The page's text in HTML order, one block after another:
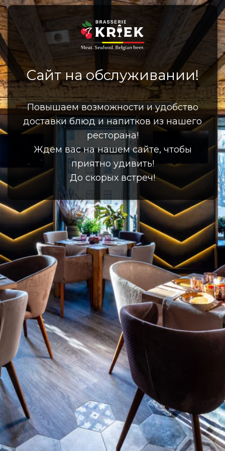
Сайт на обслуживании!
Повышаем возможности и удобство
доставки блюд и напитков из нашего
ресторана!
Ждем вас на нашем сайте, чтобы
приятно удивить!
До скорых встреч!